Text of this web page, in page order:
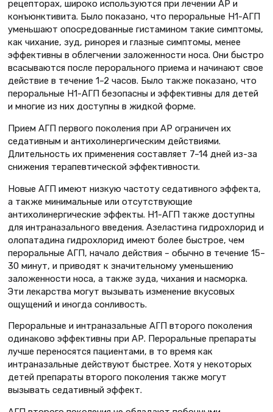
рецепторах, широко используются при лечении АР и
конъюнктивита. Было показано, что пероральные H1-АГП
уменьшают опосредованные гистамином такие симптомы,
как чихание, зуд, ринорея и глазные симптомы, менее
эффективны в облегчении заложенности носа. Они быстро
всасываются после перорального приема и начинают свое
действие в течение 1–2 часов. Было также показано, что
пероральные H1-АГП безопасны и эффективны для детей
и многие из них доступны в жидкой форме.
Прием АГП первого поколения при АР ограничен их
седативным и антихолинергическим действиями.
Длительность их применения составляет 7–14 дней из-за
снижения терапевтической эффективности.
Новые АГП имеют низкую частоту седативного эффекта,
а также минимальные или отсутствующие
антихолинергические эффекты. H1-АГП также доступны
для интраназального введения. Азеластина гидрохлорид и
олопатадина гидрохлорид имеют более быстрое, чем
пероральные АГП, начало действия – обычно в течение 15–
30 минут, и приводят к значительному уменьшению
заложенности носа, а также зуда, чихания и насморка.
Эти лекарства могут вызывать изменение вкусовых
ощущений и иногда сонливость.
Пероральные и интраназальные АГП второго поколения
одинаково эффективны при АР. Пероральные препараты
лучше переносятся пациентами, в то время как
интраназальные действуют быстрее. Хотя у некоторых
детей препараты второго поколения также могут
вызывать седативный эффект.